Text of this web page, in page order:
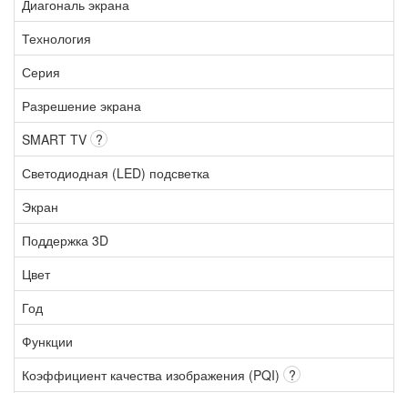
Диагональ экрана
Технология
Серия
Разрешение экрана
SMART TV ?
Светодиодная (LED) подсветка
Экран
Поддержка 3D
Цвет
Год
Функции
Коэффициент качества изображения (PQI) ?